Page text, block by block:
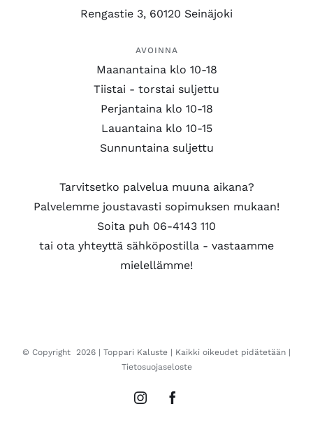
Rengastie 3, 60120 Seinäjoki
AVOINNA
Maanantaina klo 10-18
Tiistai - torstai suljettu
Perjantaina klo 10-18
Lauantaina klo 10-15
Sunnuntaina suljettu
Tarvitsetko palvelua muuna aikana?
Palvelemme joustavasti sopimuksen mukaan!
Soita puh 06-4143 110
tai ota yhteyttä sähköpostilla - vastaamme
mielellämme!
© Copyright 2026 | Toppari Kaluste | Kaikki oikeudet pidätetään |
Tietosuojaseloste
Instagram